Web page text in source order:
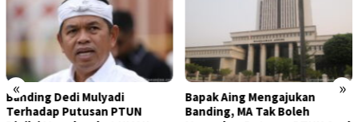
« »
PTUN
Bapak Aing Mengajukan
Banding, MA Tak Boleh
Sengketa UMSK
Tak